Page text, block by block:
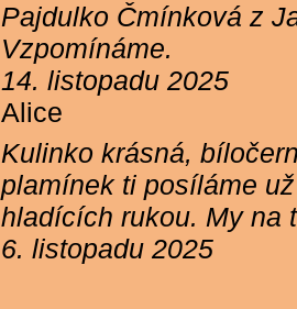
Pajdulko Čmínková z
Vzpomínáme.
14. listopadu 2025
Alice
Kulinko krásná,
plamínek ti posíláme
hladících rukou. My na
6. listopadu 2025